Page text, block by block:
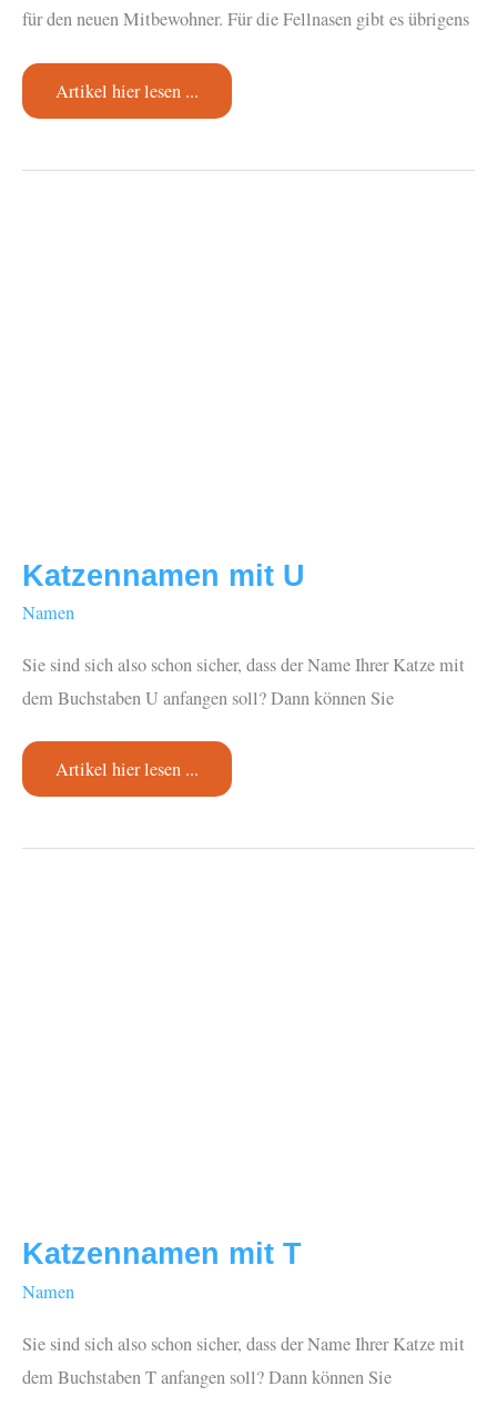
für den neuen Mitbewohner. Für die Fellnasen gibt es übrigens
Katzennamen
männlich
Artikel hier lesen ...
Katzennamen mit U
Namen
Sie sind sich also schon sicher, dass der Name Ihrer Katze mit
dem Buchstaben U anfangen soll? Dann können Sie
Katzennamen
mit
Artikel hier lesen ...
Katzennamen mit T
Namen
Sie sind sich also schon sicher, dass der Name Ihrer Katze mit
dem Buchstaben T anfangen soll? Dann können Sie